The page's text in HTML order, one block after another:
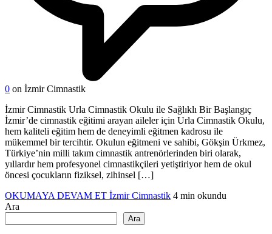
0 on İzmir Cimnastik
İzmir Cimnastik Urla Cimnastik Okulu ile Sağlıklı Bir Başlangıç
İzmir’de cimnastik eğitimi arayan aileler için Urla Cimnastik Okulu,
hem kaliteli eğitim hem de deneyimli eğitmen kadrosu ile
mükemmel bir tercihtir. Okulun eğitmeni ve sahibi, Gökşin Ürkmez,
Türkiye’nin milli takım cimnastik antrenörlerinden biri olarak,
yıllardır hem profesyonel cimnastikçileri yetiştiriyor hem de okul
öncesi çocukların fiziksel, zihinsel […]
OKUMAYA DEVAM ET İzmir Cimnastik 4 min okundu
Ara
Ara